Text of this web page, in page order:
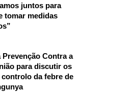
juntos para
tomar medidas
Contra a
para discutir os
da febre de